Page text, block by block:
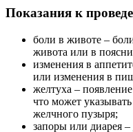
Показания к
боли в животе –
живота или в
изменения в
или изменения в
желтуха –
что может
желчного пузыря;
запоры или диарея